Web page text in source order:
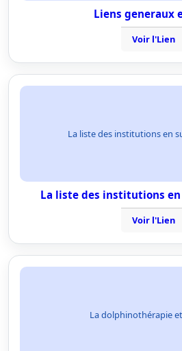
Liens generaux
Voir l'Lien
La liste des institutions en
La liste des institutions
Voir l'Lien
La dolphinothérapie